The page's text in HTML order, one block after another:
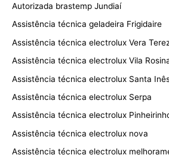
Autorizada brastemp Jundiaí
Assistência técnica geladeira Frigidaire
Assistência técnica electrolux Vera
Assistência técnica electrolux Vila
Assistência técnica electrolux Santa
Assistência técnica electrolux Serpa
Assistência técnica electrolux
Assistência técnica electrolux nova
Assistência técnica electrolux